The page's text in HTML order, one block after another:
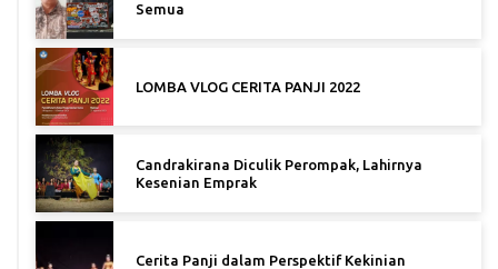
Semua
LOMBA VLOG CERITA PANJI 2022
Candrakirana Diculik Perompak, Lahirnya
Kesenian Emprak
Cerita Panji dalam Perspektif Kekinian